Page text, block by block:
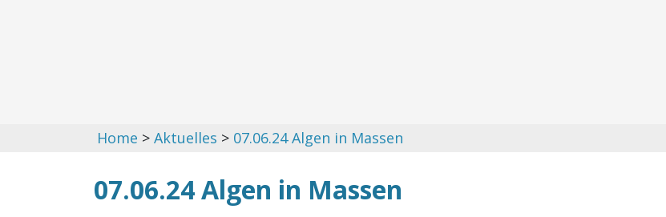
Home > Aktuelles > 07.06.24 Algen in Massen
07.06.24 Algen in Massen